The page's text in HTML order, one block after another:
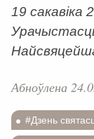
19 сакавіка
Абноўлена
#Дзень